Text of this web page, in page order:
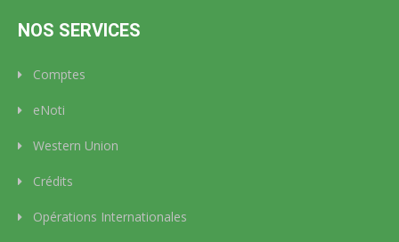
NOS SERVICES
Comptes
eNoti
Western Union
Crédits
Opérations Internationales